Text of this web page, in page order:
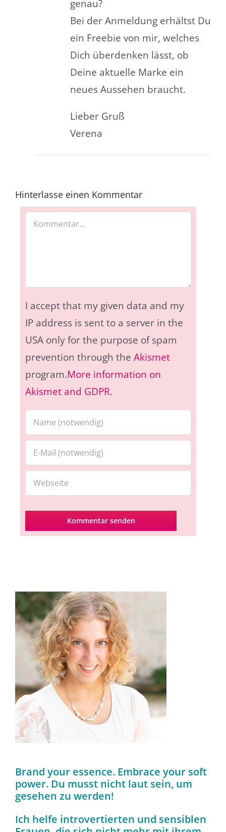
genau?
Bei der Anmeldung erhältst Du
ein Freebie von mir, welches
Dich überdenken lässt, ob
Deine aktuelle Marke ein
neues Aussehen braucht.
Lieber Gruß
Verena
Hinterlasse einen Kommentar
I accept that my given data and my
IP address is sent to a server in the
USA only for the purpose of spam
prevention through the Akismet
program.More information on
Akismet and GDPR.
Brand your essence. Embrace your soft
power. Du musst nicht laut sein, um
gesehen zu werden!
Ich helfe introvertierten und sensiblen